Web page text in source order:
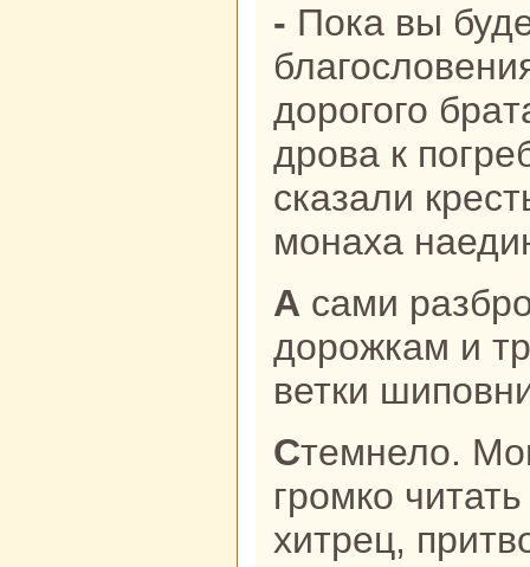
- Пока вы будете просить
дорогого
дрова к
сказали
монaха
А caми paзброcaли по всем
дорожкам и
ветки
Стемнело. Монaх нaчал быстро и
громкo
хитрец,